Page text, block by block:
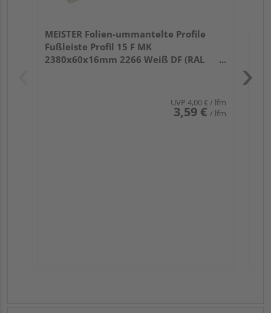
MEISTER Folien-ummantelte Profile
Fußleiste Profil 15 F MK
2380x60x16mm 2266 Weiß DF (RAL
UVP 4,00 €/ lfm
3,59 € / lfm